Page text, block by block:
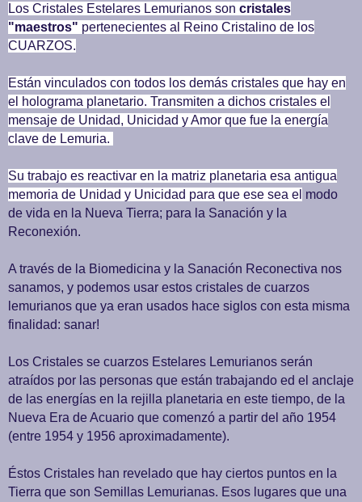
Los Cristales Estelares Lemurianos son cristales
"maestros" pertenecientes al Reino Cristalino de los
CUARZOS.
Están vinculados con todos los demás cristales que hay en
el holograma planetario. Transmiten a dichos cristales el
mensaje de Unidad, Unicidad y Amor que fue la energía
clave de Lemuria.
Su trabajo es reactivar en la matriz planetaria esa antigua
memoria de Unidad y Unicidad para que ese sea el modo
de vida en la Nueva Tierra; para la Sanación y la
Reconexión.
A través de la Biomedicina y la Sanación Reconectiva nos
sanamos, y podemos usar estos cristales de cuarzos
lemurianos que ya eran usados hace siglos con esta misma
finalidad: sanar!
Los Cristales se cuarzos Estelares Lemurianos serán
atraídos por las personas que están trabajando ed el anclaje
de las energías en la rejilla planetaria en este tiempo, de la
Nueva Era de Acuario que comenzó a partir del año 1954
(entre 1954 y 1956 aproximadamente).
Éstos Cristales han revelado que hay ciertos puntos en la
Tierra que son Semillas Lemurianas. Esos lugares que una